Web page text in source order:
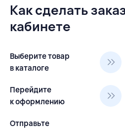
Как сделать
кабинете
Выберите товар
в каталоге
Перейдите
к оформлению
Отправьте